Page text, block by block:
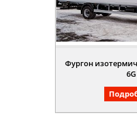
Фургон
6G